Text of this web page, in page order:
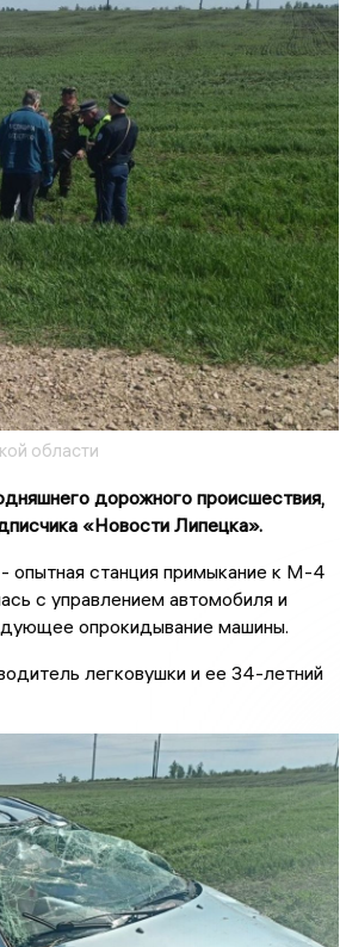
области
дорожного происшествия,
«Новости Липецка».
опытная станция примыкание к М-4
с управлением автомобиля и
опрокидывание машины.
легковушки и ее 34-летний